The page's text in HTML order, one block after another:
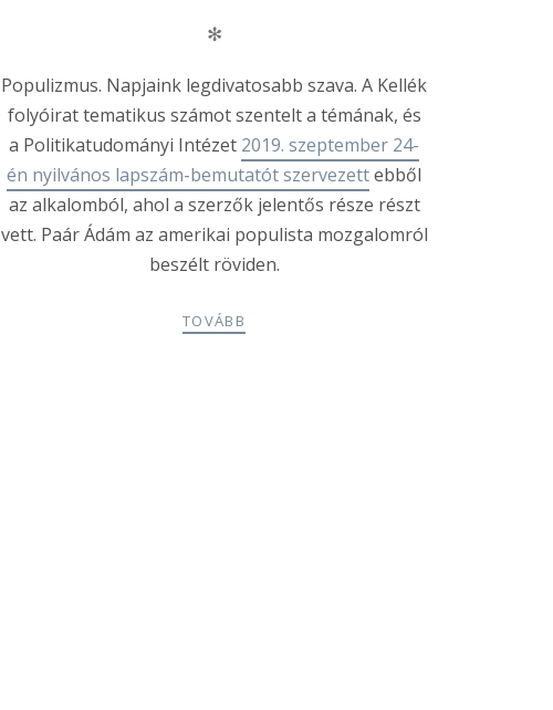
✻
Populizmus. Napjaink legdivatosabb szava. A Kellék
folyóirat tematikus számot szentelt a témának, és
a Politikatudományi Intézet 2019. szeptember 24-
én nyilvános lapszám-bemutatót szervezettebből
az alkalomból, ahol a szerzők jelentős része részt
vett. Paár Ádám az amerikai populista mozgalomról
beszélt röviden.
TOVÁBB